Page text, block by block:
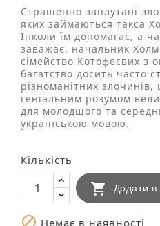
Страшенно заплутані
яких займаються такса
Інколи їм допомагає, а
заважає, начальник
сімейство Котофеєвих з
багатство досить часто
різноманітних
геніальним розумом
для молодшого та
українською мовою.
Кількість
 Додати в
 Немає в наявності